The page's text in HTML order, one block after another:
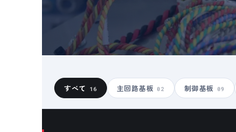
すべて 16 主回路基板 02 制御基板 09